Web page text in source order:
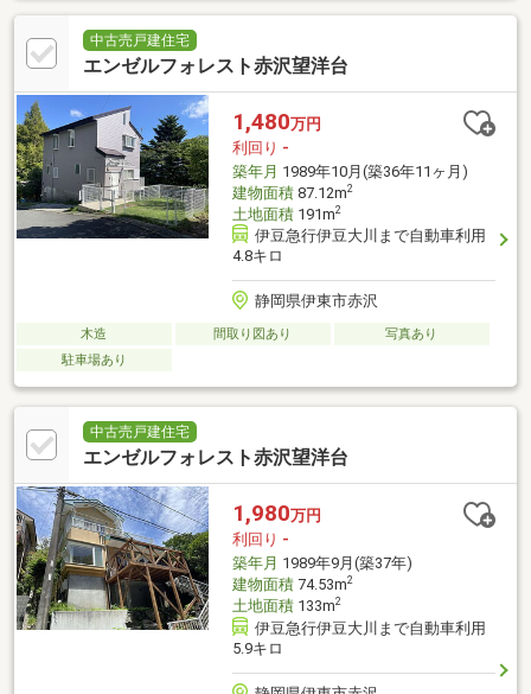
中古売戸建住宅
エンゼルフォレスト赤沢望洋台
1,480万円
利回り -
築年月 1989年10月(築36年11ヶ月)
建物面積87.12m2
土地面積191m2
伊豆急行伊豆大川まで自動車利用
4.8キロ
静岡県伊東市赤沢
木造 間取り図あり
写真あり
駐車場あり
中古売戸建住宅
エンゼルフォレスト赤沢望洋台
1,980万円
利回り -
築年月 1989年9月(築37年)
建物面積74.53m2
土地面積133m2
伊豆急行伊豆大川まで自動車利用
5.9キロ